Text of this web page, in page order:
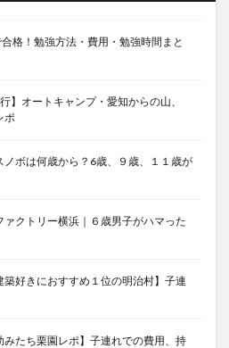
格！勉強方法・費用・勉強時間まと
】オートキャンプ・愛知からの山、
ポ
ノボは何歳から？6歳、９歳、１１歳が
ァクトリー横浜｜６歳男子がハマった
築好きにおすすめ１位の明治村】子連
みたち栗園レポ】子連れでの費用、持